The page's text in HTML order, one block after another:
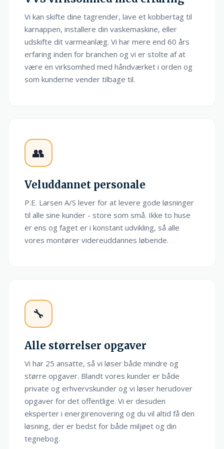
Vi kan skifte dine tagrender, lave et kobbertag til
karnappen, installere din vaskemaskine, eller
udskifte dit varmeanlæg. Vi har mere end 60 års
erfaring inden for branchen og vi er stolte af at
være en virksomhed med håndværket i orden og
som kunderne vender tilbage til.
👥
Veluddannet personale
P.E. Larsen A/S lever for at levere gode løsninger
til alle sine kunder - store som små. Ikke to huse
er ens og faget er i konstant udvikling, så alle
vores montører videreuddannes løbende.
🔧
Alle størrelser opgaver
Vi har 25 ansatte, så vi løser både mindre og
større opgaver. Blandt vores kunder er både
private og erhvervskunder og vi løser herudover
opgaver for det offentlige. Vi er desuden
eksperter i energirenovering og du vil altid få den
løsning, der er bedst for både miljøet og din
tegnebog.